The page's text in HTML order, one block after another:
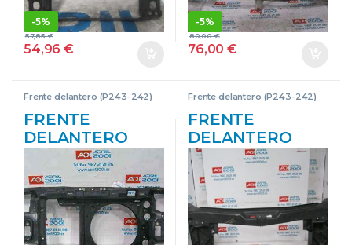
-5%
54,96€
57,85€
-5%
76,00€
80,00€
Frente delantero (P243-242)
FRENTE
DELANTERO
VOLKSWAGEN
POLO III (6N1)
(09.1994->) 55 1.4
AEX GRIS PLATA
Frente delantero (P243-242)
FRENTE
DELANTERO
VOLKSWAGEN
CRAFTER 30-50
FURGÓN (2E_)
2.5 TDI BJL
NEGRO